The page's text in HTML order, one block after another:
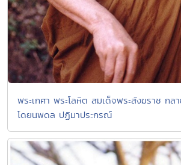
พระเกศา พระโลหิต สมเด็จพระสังฆราช กล
โดยนพดล ปฏิมาประกรณ์